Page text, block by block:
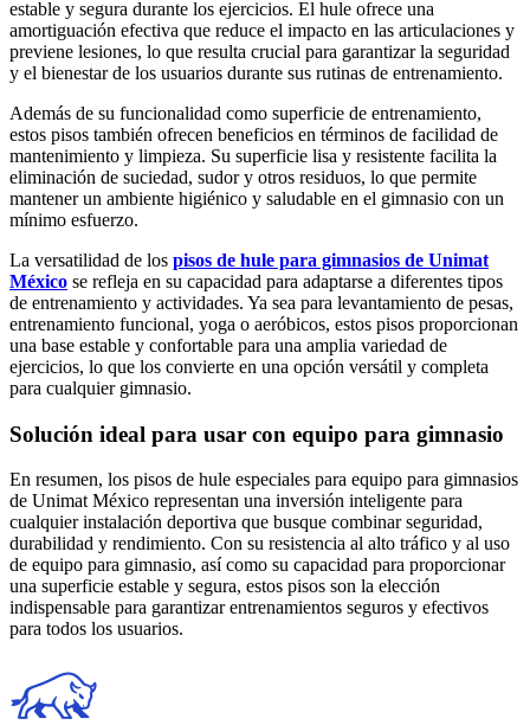
estable y segura durante los ejercicios. El hule ofrece una
amortiguación efectiva que reduce el impacto en las articulaciones y
previene lesiones, lo que resulta crucial para garantizar la seguridad
y el bienestar de los usuarios durante sus rutinas de entrenamiento.
Además de su funcionalidad como superficie de entrenamiento,
estos pisos también ofrecen beneficios en términos de facilidad de
mantenimiento y limpieza. Su superficie lisa y resistente facilita la
eliminación de suciedad, sudor y otros residuos, lo que permite
mantener un ambiente higiénico y saludable en el gimnasio con un
mínimo esfuerzo.
La versatilidad de los pisos de hule para gimnasios de Unimat
México se refleja en su capacidad para adaptarse a diferentes tipos
de entrenamiento y actividades. Ya sea para levantamiento de pesas,
entrenamiento funcional, yoga o aeróbicos, estos pisos proporcionan
una base estable y confortable para una amplia variedad de
ejercicios, lo que los convierte en una opción versátil y completa
para cualquier gimnasio.
Solución ideal para usar con equipo para gimnasio
En resumen, los pisos de hule especiales para equipo para gimnasios
de Unimat México representan una inversión inteligente para
cualquier instalación deportiva que busque combinar seguridad,
durabilidad y rendimiento. Con su resistencia al alto tráfico y al uso
de equipo para gimnasio, así como su capacidad para proporcionar
una superficie estable y segura, estos pisos son la elección
indispensable para garantizar entrenamientos seguros y efectivos
para todos los usuarios.